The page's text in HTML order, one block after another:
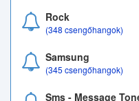
Rock
(348 csengőhangok)
Samsung
(345 csengőhangok)
Sms - Message